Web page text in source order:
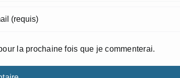
la prochaine fois que je commenterai.